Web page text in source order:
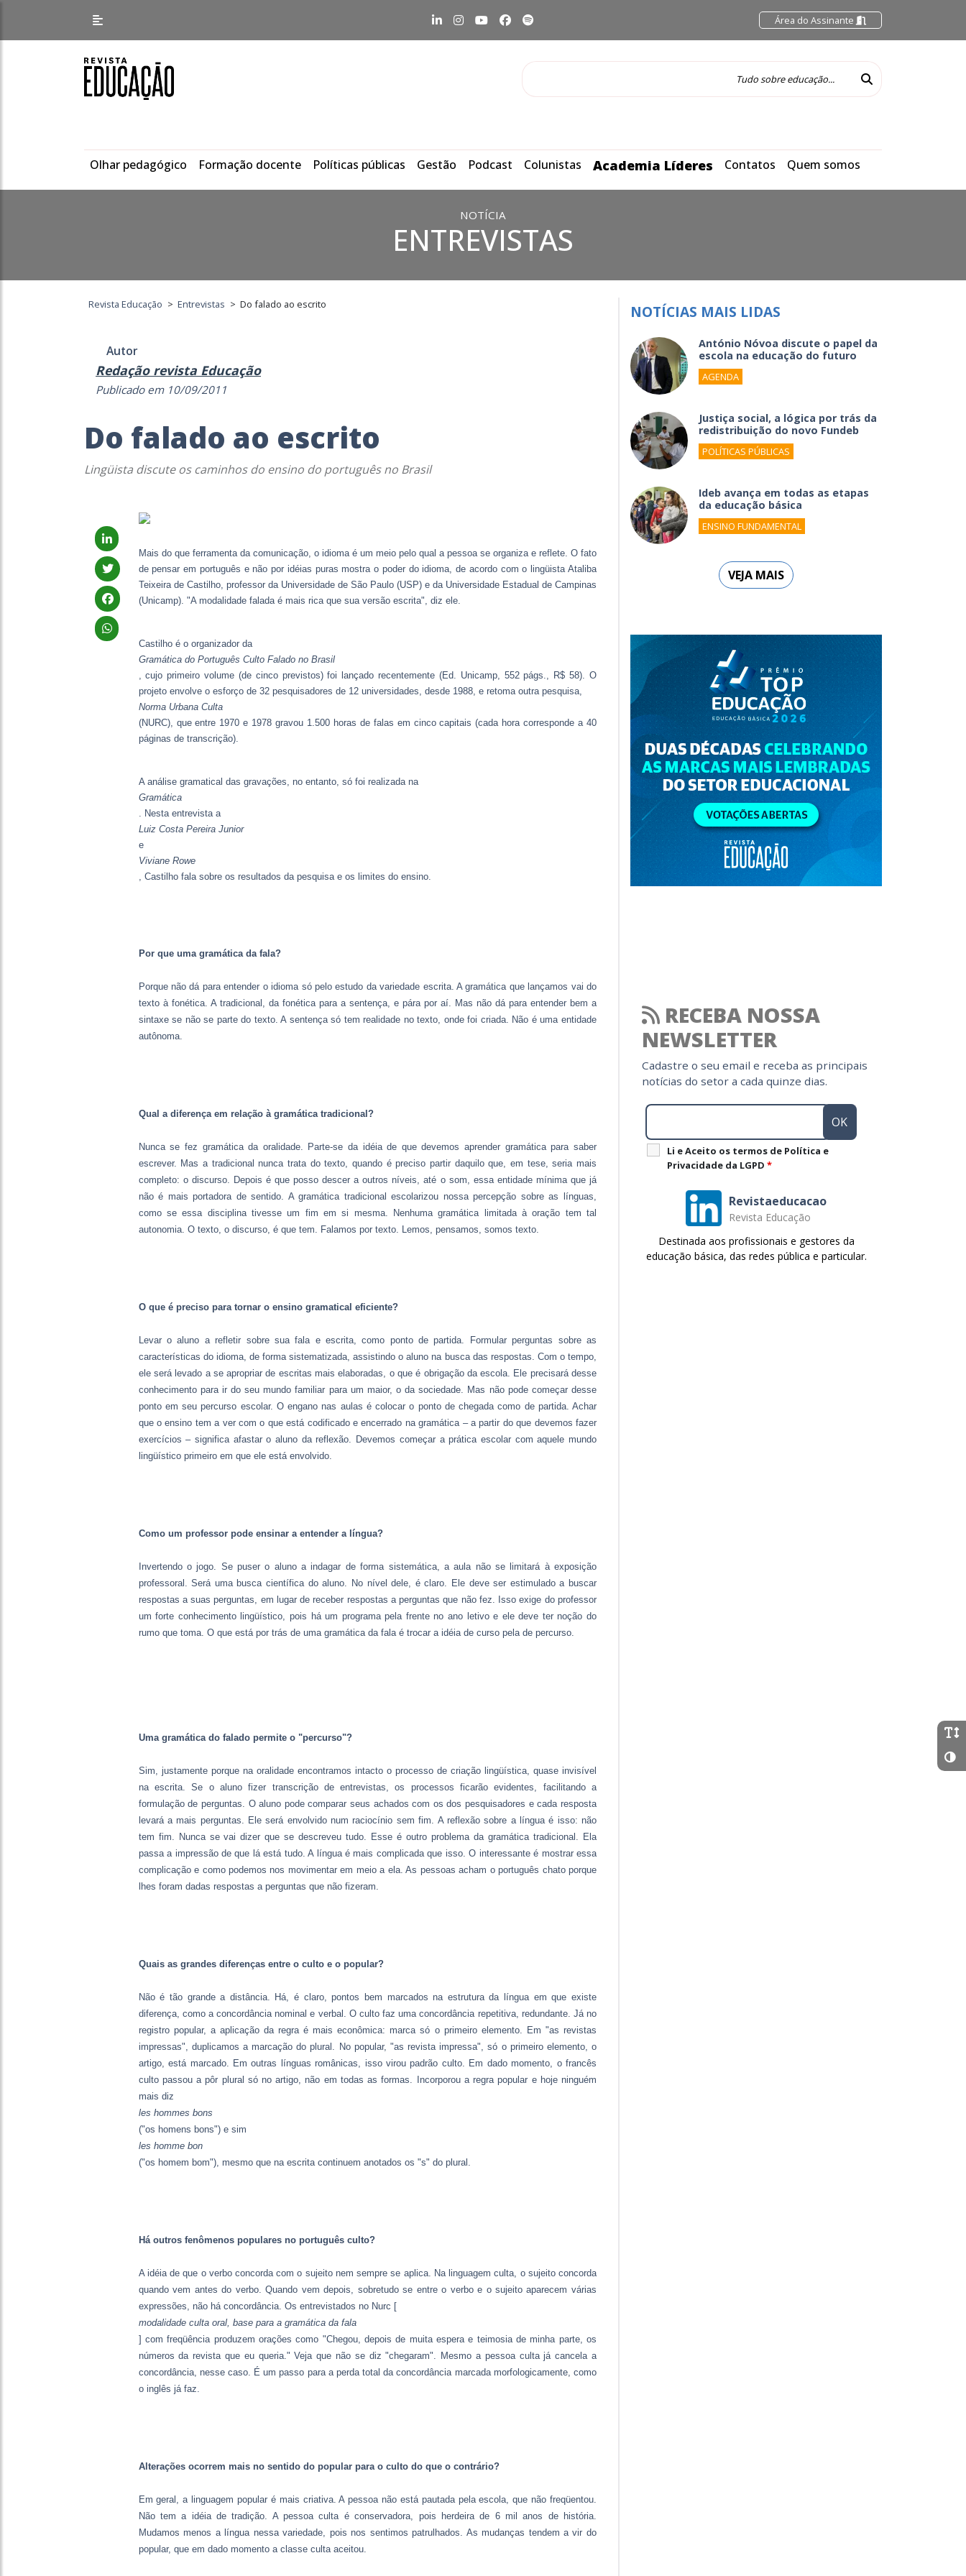
Área do Assinante
Olhar pedagógico Formação docente Políticas públicas Gestão Podcast Colunistas Academia Líderes Contatos Quem somos
NOTÍCIA
ENTREVISTAS
Revista Educação > Entrevistas > Do falado ao escrito
Autor
Redação revista Educação
Publicado em 10/09/2011
Do falado ao escrito
Lingüista discute os caminhos do ensino do português no Brasil
Mais do que ferramenta da comunicação, o idioma é um meio pelo qual a pessoa se organiza e reflete. O fato
de pensar em português e não por idéias puras mostra o poder do idioma, de acordo com o lingüista Ataliba
Teixeira de Castilho, professor da Universidade de São Paulo (USP) e da Universidade Estadual de Campinas
(Unicamp). "A modalidade falada é mais rica que sua versão escrita", diz ele.
Castilho é o organizador da
Gramática do Português Culto Falado no Brasil
, cujo primeiro volume (de cinco previstos) foi lançado recentemente (Ed. Unicamp, 552 págs., R$ 58). O
projeto envolve o esforço de 32 pesquisadores de 12 universidades, desde 1988, e retoma outra pesquisa,
Norma Urbana Culta
(NURC), que entre 1970 e 1978 gravou 1.500 horas de falas em cinco capitais (cada hora corresponde a 40
páginas de transcrição).
A análise gramatical das gravações, no entanto, só foi realizada na
Gramática
. Nesta entrevista a
Luiz Costa Pereira Junior
e
Viviane Rowe
, Castilho fala sobre os resultados da pesquisa e os limites do ensino.
Por que uma gramática da fala?
Porque não dá para entender o idioma só pelo estudo da variedade escrita. A gramática que lançamos vai do
texto à fonética. A tradicional, da fonética para a sentença, e pára por aí. Mas não dá para entender bem a
sintaxe se não se parte do texto. A sentença só tem realidade no texto, onde foi criada. Não é uma entidade
autônoma.
Qual a diferença em relação à gramática tradicional?
Nunca se fez gramática da oralidade. Parte-se da idéia de que devemos aprender gramática para saber
escrever. Mas a tradicional nunca trata do texto, quando é preciso partir daquilo que, em tese, seria mais
completo: o discurso. Depois é que posso descer a outros níveis, até o som, essa entidade mínima que já
não é mais portadora de sentido. A gramática tradicional escolarizou nossa percepção sobre as línguas,
como se essa disciplina tivesse um fim em si mesma. Nenhuma gramática limitada à oração tem tal
autonomia. O texto, o discurso, é que tem. Falamos por texto. Lemos, pensamos, somos texto.
O que é preciso para tornar o ensino gramatical eficiente?
Levar o aluno a refletir sobre sua fala e escrita, como ponto de partida. Formular perguntas sobre as
características do idioma, de forma sistematizada, assistindo o aluno na busca das respostas. Com o tempo,
ele será levado a se apropriar de escritas mais elaboradas, o que é obrigação da escola. Ele precisará desse
conhecimento para ir do seu mundo familiar para um maior, o da sociedade. Mas não pode começar desse
ponto em seu percurso escolar. O engano nas aulas é colocar o ponto de chegada como de partida. Achar
que o ensino tem a ver com o que está codificado e encerrado na gramática – a partir do que devemos fazer
exercícios – significa afastar o aluno da reflexão. Devemos começar a prática escolar com aquele mundo
lingüístico primeiro em que ele está envolvido.
Como um professor pode ensinar a entender a língua?
Invertendo o jogo. Se puser o aluno a indagar de forma sistemática, a aula não se limitará à exposição
professoral. Será uma busca científica do aluno. No nível dele, é claro. Ele deve ser estimulado a buscar
respostas a suas perguntas, em lugar de receber respostas a perguntas que não fez. Isso exige do professor
um forte conhecimento lingüístico, pois há um programa pela frente no ano letivo e ele deve ter noção do
rumo que toma. O que está por trás de uma gramática da fala é trocar a idéia de curso pela de percurso.
Uma gramática do falado permite o "percurso"?
Sim, justamente porque na oralidade encontramos intacto o processo de criação lingüística, quase invisível
na escrita. Se o aluno fizer transcrição de entrevistas, os processos ficarão evidentes, facilitando a
formulação de perguntas. O aluno pode comparar seus achados com os dos pesquisadores e cada resposta
levará a mais perguntas. Ele será envolvido num raciocínio sem fim. A reflexão sobre a língua é isso: não
tem fim. Nunca se vai dizer que se descreveu tudo. Esse é outro problema da gramática tradicional. Ela
passa a impressão de que lá está tudo. A língua é mais complicada que isso. O interessante é mostrar essa
complicação e como podemos nos movimentar em meio a ela. As pessoas acham o português chato porque
lhes foram dadas respostas a perguntas que não fizeram.
Quais as grandes diferenças entre o culto e o popular?
Não é tão grande a distância. Há, é claro, pontos bem marcados na estrutura da língua em que existe
diferença, como a concordância nominal e verbal. O culto faz uma concordância repetitiva, redundante. Já no
registro popular, a aplicação da regra é mais econômica: marca só o primeiro elemento. Em "as revistas
impressas", duplicamos a marcação do plural. No popular, "as revista impressa", só o primeiro elemento, o
artigo, está marcado. Em outras línguas românicas, isso virou padrão culto. Em dado momento, o francês
culto passou a pôr plural só no artigo, não em todas as formas. Incorporou a regra popular e hoje ninguém
mais diz
les hommes bons
("os homens bons") e sim
les homme bon
("os homem bom"), mesmo que na escrita continuem anotados os "s" do plural.
Há outros fenômenos populares no português culto?
A idéia de que o verbo concorda com o sujeito nem sempre se aplica. Na linguagem culta, o sujeito concorda
quando vem antes do verbo. Quando vem depois, sobretudo se entre o verbo e o sujeito aparecem várias
expressões, não há concordância. Os entrevistados no Nurc [
modalidade culta oral, base para a gramática da fala
] com freqüência produzem orações como "Chegou, depois de muita espera e teimosia de minha parte, os
números da revista que eu queria." Veja que não se diz "chegaram". Mesmo a pessoa culta já cancela a
concordância, nesse caso. É um passo para a perda total da concordância marcada morfologicamente, como
o inglês já faz.
Alterações ocorrem mais no sentido do popular para o culto do que o contrário?
Em geral, a linguagem popular é mais criativa. A pessoa não está pautada pela escola, que não freqüentou.
Não tem a idéia de tradição. A pessoa culta é conservadora, pois herdeira de 6 mil anos de história.
Mudamos menos a língua nessa variedade, pois nos sentimos patrulhados. As mudanças tendem a vir do
popular, que em dado momento a classe culta aceitou.
NOTÍCIAS MAIS LIDAS
António Nóvoa discute o papel da
escola na educação do futuro
AGENDA
Justiça social, a lógica por trás da
redistribuição do novo Fundeb
POLÍTICAS PÚBLICAS
Ideb avança em todas as etapas
da educação básica
ENSINO FUNDAMENTAL
VEJA MAIS
RECEBA NOSSA
NEWSLETTER
Cadastre o seu email e receba as principais
notícias do setor a cada quinze dias.
Li e Aceito os termos de Política e
Privacidade da LGPD *
Revistaeducacao
Revista Educação
Destinada aos profissionais e gestores da
educação básica, das redes pública e particular.